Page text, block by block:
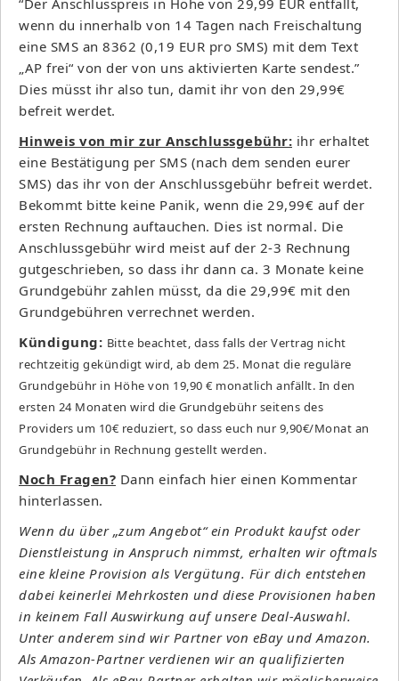
wenn du innerhalb von 14 Tagen nach Freischaltung
eine SMS an 8362 (0,19 EUR pro SMS) mit dem Text
„AP frei“ von der von uns aktivierten Karte sendest.”
Dies müsst ihr also tun, damit ihr von den 29,99€
befreit werdet.
Hinweis von mir zur Anschlussgebühr: ihr erhaltet
eine Bestätigung per SMS (nach dem senden eurer
SMS) das ihr von der Anschlussgebühr befreit werdet.
Bekommt bitte keine Panik, wenn die 29,99€ auf der
ersten Rechnung auftauchen. Dies ist normal. Die
Anschlussgebühr wird meist auf der 2-3 Rechnung
gutgeschrieben, so dass ihr dann ca. 3 Monate keine
Grundgebühr zahlen müsst, da die 29,99€ mit den
Grundgebühren verrechnet werden.
Kündigung: Bitte beachtet, dass falls der Vertrag nicht
rechtzeitig gekündigt wird, ab dem 25. Monat die reguläre
Grundgebühr in Höhe von 19,90 € monatlich anfällt. In den
ersten 24 Monaten wird die Grundgebühr seitens des
Providers um 10€ reduziert, so dass euch nur 9,90€/Monat an
Grundgebühr in Rechnung gestellt werden.
Noch Fragen? Dann einfach hier einen Kommentar
hinterlassen.
Wenn du über „zum Angebot“ ein Produkt kaufst oder
Dienstleistung in Anspruch nimmst, erhalten wir oftmals
eine kleine Provision als Vergütung. Für dich entstehen
dabei keinerlei Mehrkosten und diese Provisionen haben
in keinem Fall Auswirkung auf unsere Deal-Auswahl.
Unter anderem sind wir Partner von eBay und Amazon.
Als Amazon-Partner verdienen wir an qualifizierten